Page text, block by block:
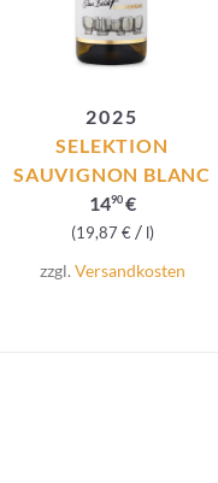
2025
SELEKTION
SAUVIGNON BLANC
1490€
19,87 € / l
zzgl. Versandkosten